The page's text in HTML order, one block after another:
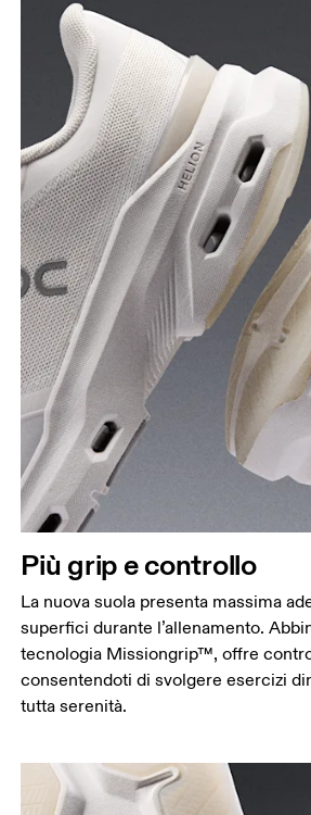
Più grip e controllo
La nuova suola presenta massima
superfici durante l’allenamento.
tecnologia Missiongrip™, offre
consentendoti di svolgere esercizi
tutta serenità.